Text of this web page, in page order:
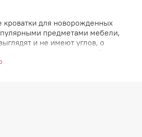
кроватки для новорожденных
предметами мебели,
и не имеют углов, о
достаточно сложно, так как
белья и специальные
овальных кроваток. У нас вы
продукцию для
ассортимент позволяет